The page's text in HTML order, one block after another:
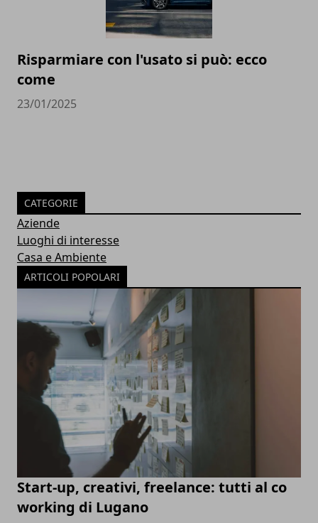
Risparmiare con l'usato si può: ecco
come
23/01/2025
CATEGORIE
Aziende
Luoghi di interesse
Casa e Ambiente
ARTICOLI POPOLARI
Start-up, creativi, freelance: tutti al co
working di Lugano